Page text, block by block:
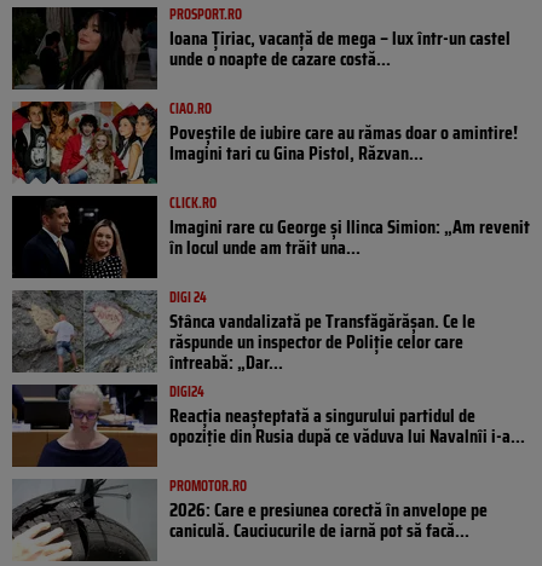
PROSPORT.RO
Ioana Țiriac, vacanță de mega – lux într-un castel
unde o noapte de cazare costă...
CIAO.RO
Poveştile de iubire care au rămas doar o amintire!
Imagini tari cu Gina Pistol, Răzvan...
CLICK.RO
Imagini rare cu George și Ilinca Simion: „Am revenit
în locul unde am trăit una...
DIGI 24
Stânca vandalizată pe Transfăgărășan. Ce le
răspunde un inspector de Poliție celor care
întreabă: „Dar...
DIGI24
Reacția neașteptată a singurului partidul de
opoziţie din Rusia după ce văduva lui Navalnîi i-a...
PROMOTOR.RO
2026: Care e presiunea corectă în anvelope pe
caniculă. Cauciucurile de iarnă pot să facă...